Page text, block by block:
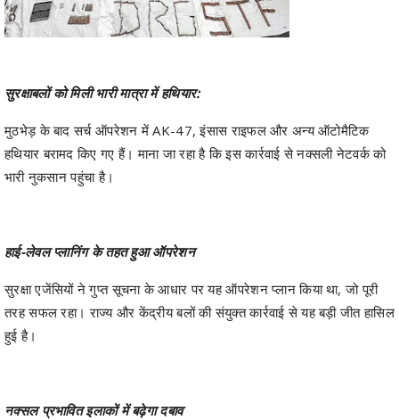
सुरक्षाबलों को मिली भारी मात्रा में हथियार:
मुठभेड़ के बाद सर्च ऑपरेशन में AK-47, इंसास राइफल और अन्य ऑटोमैटिक
हथियार बरामद किए गए हैं। माना जा रहा है कि इस कार्रवाई से नक्सली नेटवर्क को
भारी नुकसान पहुंचा है।
हाई-लेवल प्लानिंग के तहत हुआ ऑपरेशन
सुरक्षा एजेंसियों ने गुप्त सूचना के आधार पर यह ऑपरेशन प्लान किया था, जो पूरी
तरह सफल रहा। राज्य और केंद्रीय बलों की संयुक्त कार्रवाई से यह बड़ी जीत हासिल
हुई है।
नक्सल प्रभावित इलाकों में बढ़ेगा दबाव